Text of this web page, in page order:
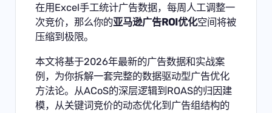
在用Excel手工统计广告数据，每周人工调整一
次竞价，那么你的亚马逊广告ROI优化空间将被
压缩到极限。
本文将基于2026年最新的广告数据和实战案
例，为你拆解一套完整的数据驱动型广告优化
方法论。从ACoS的深层逻辑到ROAS的归因建
模，从关键词竞价的动态优化到广告组结构的